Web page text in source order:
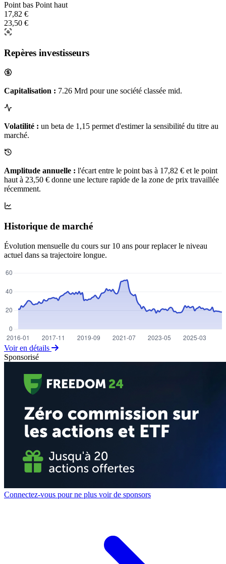
Point bas Point haut
17,82 €
23,50 €
Repères investisseurs
Capitalisation : 7.26 Mrd pour une société classée mid.
Volatilité : un beta de 1,15 permet d'estimer la sensibilité du titre au
marché.
Amplitude annuelle : l'écart entre le point bas à 17,82 € et le point
haut à 23,50 € donne une lecture rapide de la zone de prix travaillée
récemment.
Historique de marché
Évolution mensuelle du cours sur 10 ans pour replacer le niveau
actuel dans sa trajectoire longue.
Voir en détails
Sponsorisé
Connectez-vous pour ne plus voir de sponsors